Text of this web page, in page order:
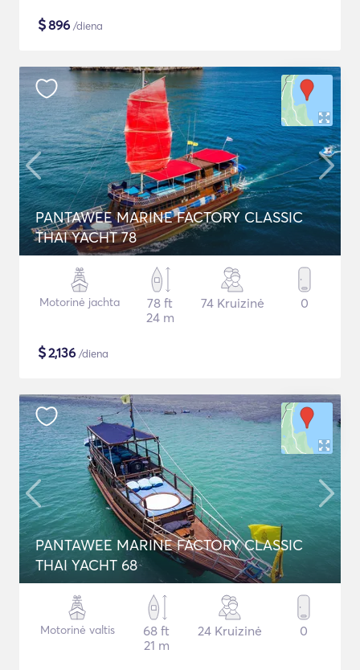
$896 /diena
PANTAWEE MARINE FACTORY CLASSIC
THAI YACHT 78
Motorinė jachta
78 ft
24 m
74 Kruizinė 0
$2,136 /diena
PANTAWEE MARINE FACTORY CLASSIC
THAI YACHT 68
Motorinė valtis
68 ft
21 m
24 Kruizinė 0